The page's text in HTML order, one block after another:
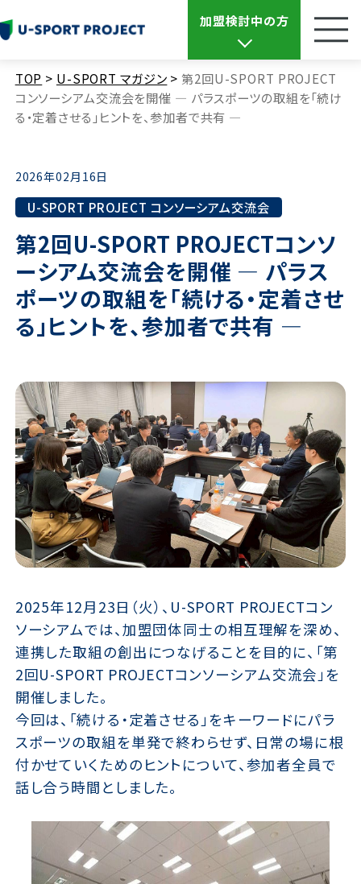
加盟検討中の方
TOP > U-SPORT マガジン > 第2回U-SPORT PROJECT
コンソーシアム交流会を開催 ― パラスポーツの取組を「続け
る・定着させる」ヒントを、参加者で共有 ―
2026年02月16日
U-SPORT PROJECT コンソーシアム交流会
第2回U-SPORT PROJECTコンソ
ーシアム交流会を開催 ― パラス
ポーツの取組を「続ける・定着させ
る」ヒントを、参加者で共有 ―
2025年12月23日（火）、U-SPORT PROJECTコン
ソーシアムでは、加盟団体同士の相互理解を深め、
連携した取組の創出につなげることを目的に、「第
2回U-SPORT PROJECTコンソーシアム交流会」を
開催しました。
今回は、「続ける・定着させる」をキーワードにパラ
スポーツの取組を単発で終わらせず、日常の場に根
付かせていくためのヒントについて、参加者全員で
話し合う時間としました。